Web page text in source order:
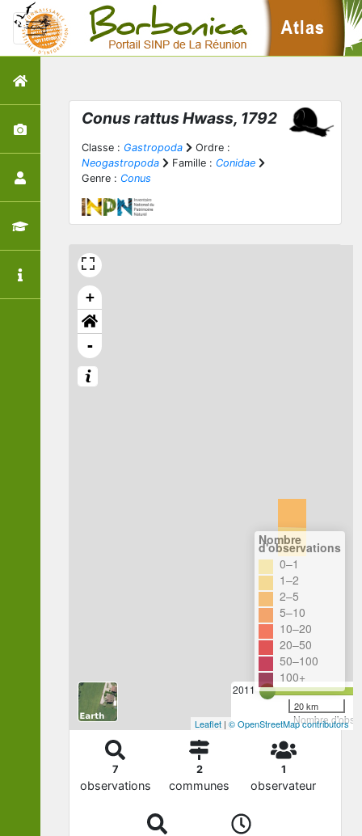
Conus rattus Hwass, 1792
Classe : Gastropoda
Ordre :
Neogastropoda
Famille : Conidae
Genre : Conus
+
-
2011
Nombre
Nombre
d'observations
0–1
1–2
2–5
5–10
10–20
20–50
50–100
100+
20 km
Leaflet | © OpenStreetMap contributors
7
observations
2
communes
1
observateur